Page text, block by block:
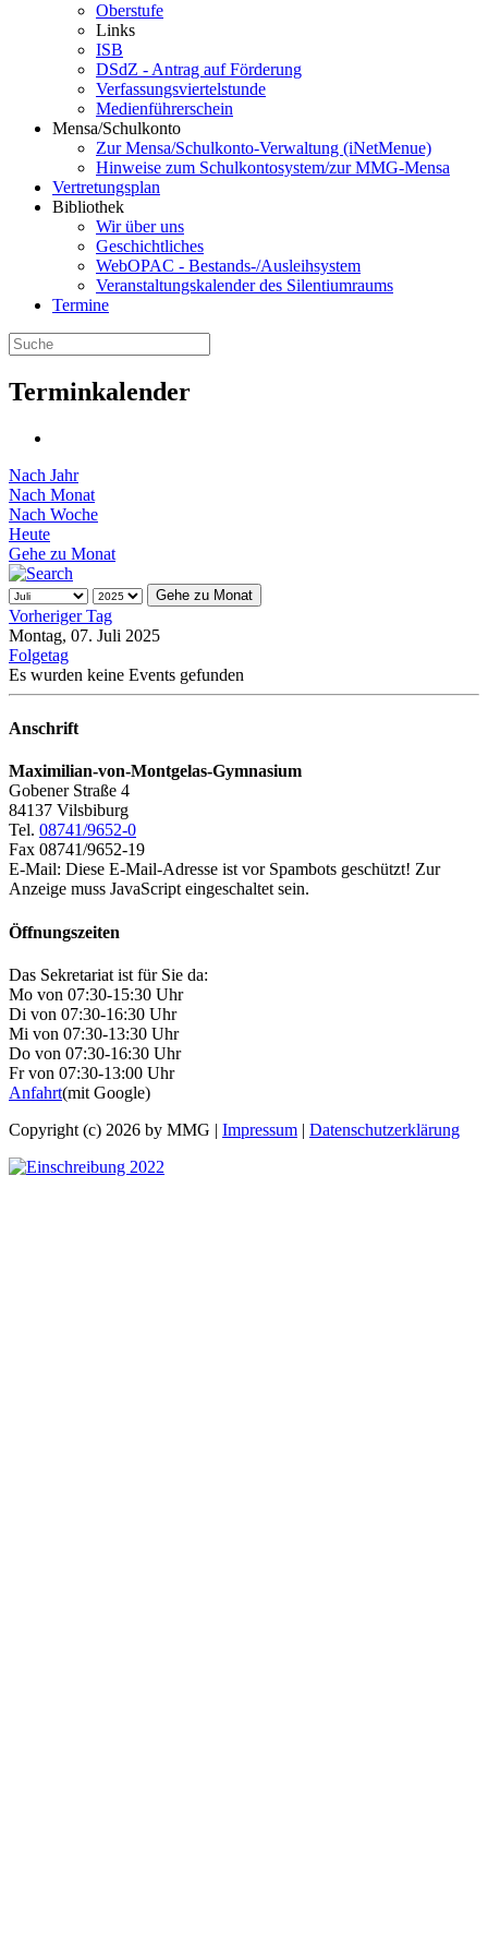
Oberstufe
Links
ISB
DSdZ - Antrag auf Förderung
Verfassungsviertelstunde
Medienführerschein
Mensa/Schulkonto
Zur Mensa/Schulkonto-Verwaltung (iNetMenue)
Hinweise zum Schulkontosystem/zur MMG-Mensa
Vertretungsplan
Bibliothek
Wir über uns
Geschichtliches
WebOPAC - Bestands-/Ausleihsystem
Veranstaltungskalender des Silentiumraums
Termine
Terminkalender
Nach Jahr
Nach Monat
Nach Woche
Heute
Gehe zu Monat
Gehe zu Monat
Vorheriger Tag
Montag, 07. Juli 2025
Folgetag
Es wurden keine Events gefunden
Anschrift
Maximilian-von-Montgelas-Gymnasium
Gobener Straße 4
84137 Vilsbiburg
Tel. 08741/9652-0
Fax 08741/9652-19
E-Mail: Diese E-Mail-Adresse ist vor Spambots geschützt! Zur
Anzeige muss JavaScript eingeschaltet sein.
Öffnungszeiten
Das Sekretariat ist für Sie da:
Mo von 07:30-15:30 Uhr
Di von 07:30-16:30 Uhr
Mi von 07:30-13:30 Uhr
Do von 07:30-16:30 Uhr
Fr von 07:30-13:00 Uhr
Anfahrt(mit Google)
Copyright (c) 2026 by MMG | Impressum | Datenschutzerklärung